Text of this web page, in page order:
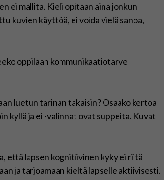
ei mallita. Kieli opitaan aina jonkun
kuvien käyttöä, ei voida vielä sanoa,
oppilaan kommunikaatiotarve
luetun tarinan takaisin? Osaako kertoa
kyllä ja ei -valinnat ovat suppeita. Kuvat
että lapsen kognitiivinen kyky ei riitä
ja tarjoamaan kieltä lapselle aktiivisesti.